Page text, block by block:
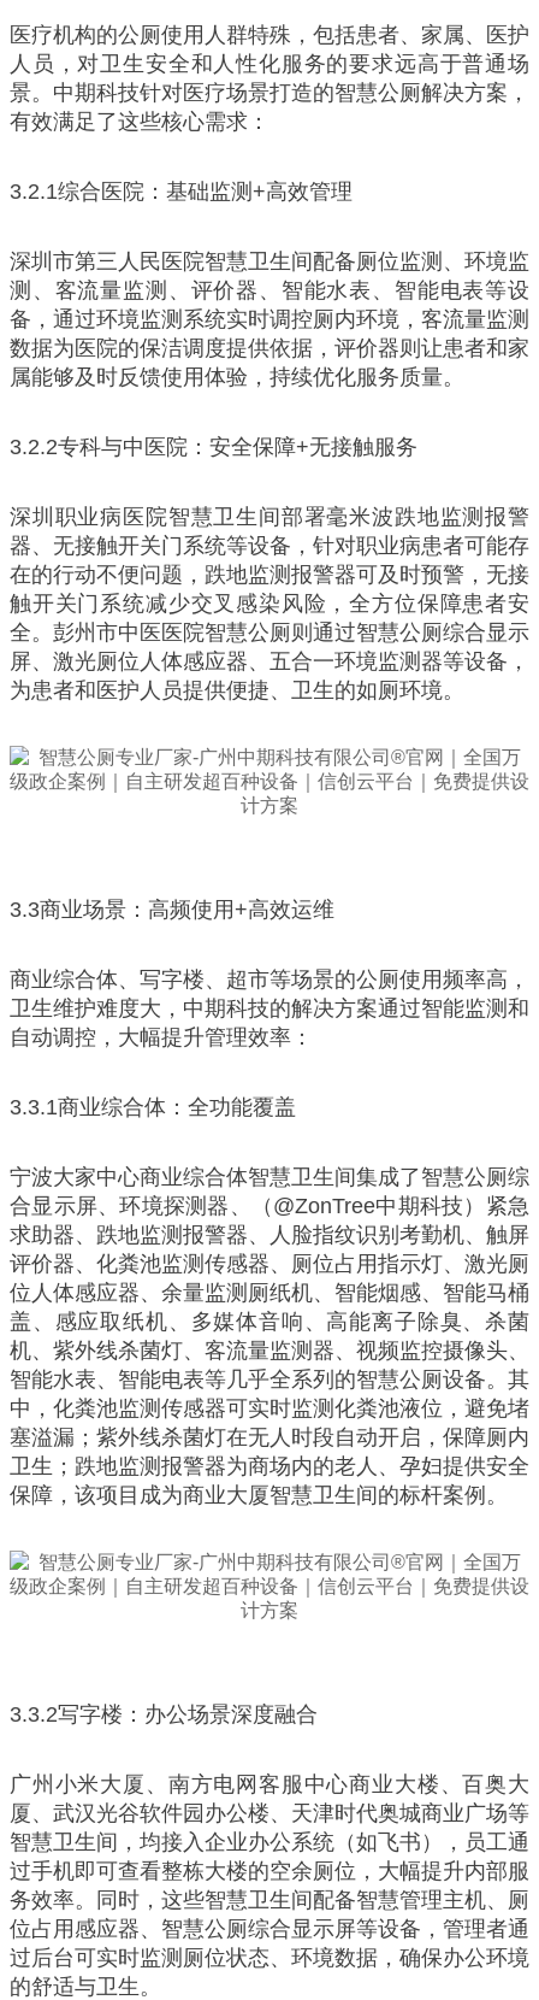
医疗机构的公厕使用人群特殊，包括患者、家属、医护
人员，对卫生安全和人性化服务的要求远高于普通场
景。中期科技针对医疗场景打造的智慧公厕解决方案，
有效满足了这些核心需求：
3.2.1综合医院：基础监测+高效管理
深圳市第三人民医院智慧卫生间配备厕位监测、环境监
测、客流量监测、评价器、智能水表、智能电表等设
备，通过环境监测系统实时调控厕内环境，客流量监测
数据为医院的保洁调度提供依据，评价器则让患者和家
属能够及时反馈使用体验，持续优化服务质量。
3.2.2专科与中医院：安全保障+无接触服务
深圳职业病医院智慧卫生间部署毫米波跌地监测报警
器、无接触开关门系统等设备，针对职业病患者可能存
在的行动不便问题，跌地监测报警器可及时预警，无接
触开关门系统减少交叉感染风险，全方位保障患者安
全。彭州市中医医院智慧公厕则通过智慧公厕综合显示
屏、激光厕位人体感应器、五合一环境监测器等设备，
为患者和医护人员提供便捷、卫生的如厕环境。
3.3商业场景：高频使用+高效运维
商业综合体、写字楼、超市等场景的公厕使用频率高，
卫生维护难度大，中期科技的解决方案通过智能监测和
自动调控，大幅提升管理效率：
3.3.1商业综合体：全功能覆盖
宁波大家中心商业综合体智慧卫生间集成了智慧公厕综
合显示屏、环境探测器、（@ZonTree中期科技）紧急
求助器、跌地监测报警器、人脸指纹识别考勤机、触屏
评价器、化粪池监测传感器、厕位占用指示灯、激光厕
位人体感应器、余量监测厕纸机、智能烟感、智能马桶
盖、感应取纸机、多媒体音响、高能离子除臭、杀菌
机、紫外线杀菌灯、客流量监测器、视频监控摄像头、
智能水表、智能电表等几乎全系列的智慧公厕设备。其
中，化粪池监测传感器可实时监测化粪池液位，避免堵
塞溢漏；紫外线杀菌灯在无人时段自动开启，保障厕内
卫生；跌地监测报警器为商场内的老人、孕妇提供安全
保障，该项目成为商业大厦智慧卫生间的标杆案例。
3.3.2写字楼：办公场景深度融合
广州小米大厦、南方电网客服中心商业大楼、百奥大
厦、武汉光谷软件园办公楼、天津时代奥城商业广场等
智慧卫生间，均接入企业办公系统（如飞书），员工通
过手机即可查看整栋大楼的空余厕位，大幅提升内部服
务效率。同时，这些智慧卫生间配备智慧管理主机、厕
位占用感应器、智慧公厕综合显示屏等设备，管理者通
过后台可实时监测厕位状态、环境数据，确保办公环境
的舒适与卫生。